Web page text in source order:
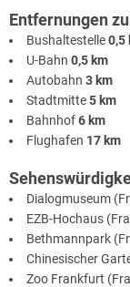
Entfernungen
Bushaltestelle0,5
U-Bahn 0,5 km
Autobahn 3 km
Stadtmitte5 km
Bahnhof6 km
Flughafen 17 km
Dialogmuseum
EZB-Hochaus
Bethmannpark
Chinesischer
Zoo Frankfurt